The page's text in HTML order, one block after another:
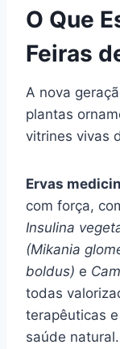
O Que
Feiras
A nova
plantas
vitrines vivas
Ervas
com força,
Insulina
(Mikania
boldus) e
todas
terapêuticas
saúde natural.